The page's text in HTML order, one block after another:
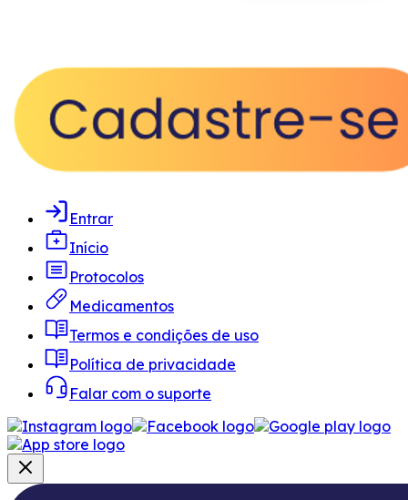
Entrar
Início
Protocolos
Medicamentos
Termos e condições de uso
Política de privacidade
Falar com o suporte